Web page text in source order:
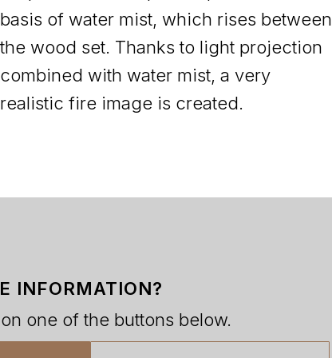
basis of water mist, which rises between
the wood set. Thanks to light projection
combined with water mist, a very
realistic fire image is created.
INFORMATION?
one of the buttons below.